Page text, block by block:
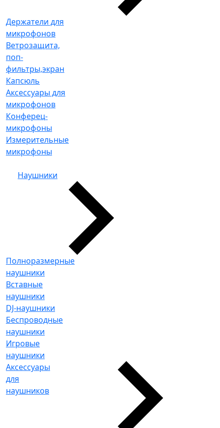
Держатели для
микрофонов
Ветрозащита,
поп-
фильтры,экран
Капсюль
Аксессуары для
микрофонов
Конферец-
микрофоны
Измерительные
микрофоны
Наушники
Полноразмерные
наушники
Вставные
наушники
DJ-наушники
Беспроводные
наушники
Игровые
наушники
Аксессуары
для
наушников